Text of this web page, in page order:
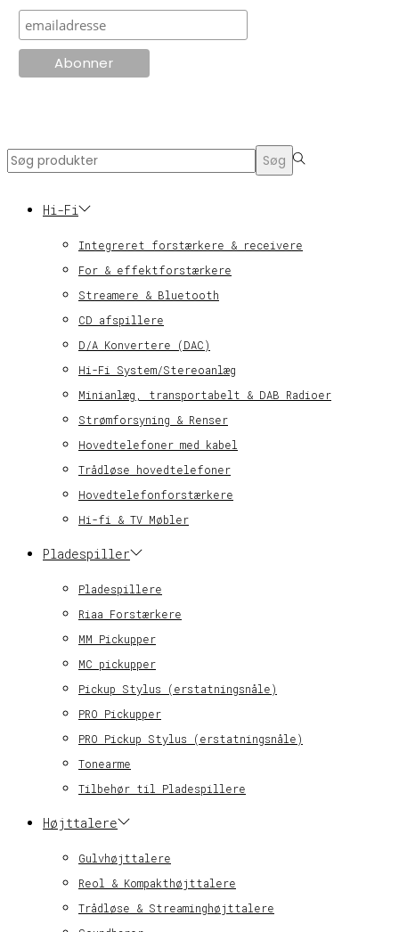
Search
Søg
Hi-Fi
Integreret forstærkere & receivere
For & effektforstærkere
Streamere & Bluetooth
CD afspillere
D/A Konvertere (DAC)
Hi-Fi System/Stereoanlæg
Minianlæg, transportabelt & DAB Radioer
Strømforsyning & Renser
Hovedtelefoner med kabel
Trådløse hovedtelefoner
Hovedtelefonforstærkere
Hi-fi & TV Møbler
Pladespiller
Pladespillere
Riaa Forstærkere
MM Pickupper
MC pickupper
Pickup Stylus (erstatningsnåle)
PRO Pickupper
PRO Pickup Stylus (erstatningsnåle)
Tonearme
Tilbehør til Pladespillere
Højttalere
Gulvhøjttalere
Reol & Kompakthøjttalere
Trådløse & Streaminghøjttalere